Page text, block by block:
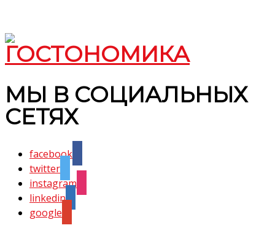
МЫ В СОЦИАЛЬНЫХ
СЕТЯХ
facebook
twitter
instagram
linkedin
google